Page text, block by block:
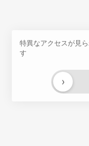
特異なアクセスが見
す
›